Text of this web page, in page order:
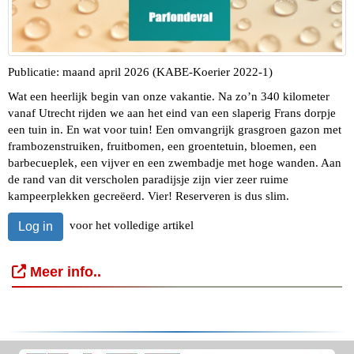
Publicatie: maand april 2026 (KABE-Koerier 2022-1)
Wat een heerlijk begin van onze vakantie. Na zo’n 340 kilometer
vanaf Utrecht rijden we aan het eind van een slaperig Frans dorpje
een tuin in. En wat voor tuin! Een omvangrijk grasgroen gazon met
frambozenstruiken, fruitbomen, een groentetuin, bloemen, een
barbecueplek, een vijver en een zwembadje met hoge wanden. Aan
de rand van dit verscholen paradijsje zijn vier zeer ruime
kampeerplekken gecreëerd. Vier! Reserveren is dus slim.
Log in voor het volledige artikel
Meer info..